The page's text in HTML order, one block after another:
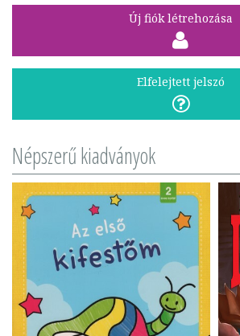
Új fiók létrehozása
Elfelejtett jelszó
Népszerű kiadványok